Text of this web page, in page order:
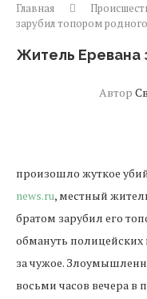
Главная
зарубил топором
Житель Еревана
Автор
произошло жуткое
news.ru, местный
братом зарубил его
обмануть полицейских
за чужое.
восьми часов вечера в